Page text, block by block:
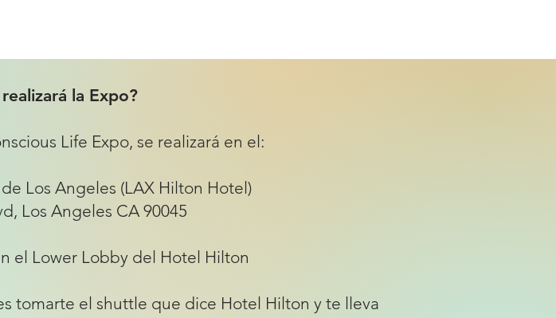
la Expo?
Life Expo, se realizará en el:
Los Angeles (LAX Hilton Hotel)
Los Angeles CA 90045
el Lower Lobby del Hotel Hilton
tomarte el shuttle que dice Hotel Hilton y te lleva